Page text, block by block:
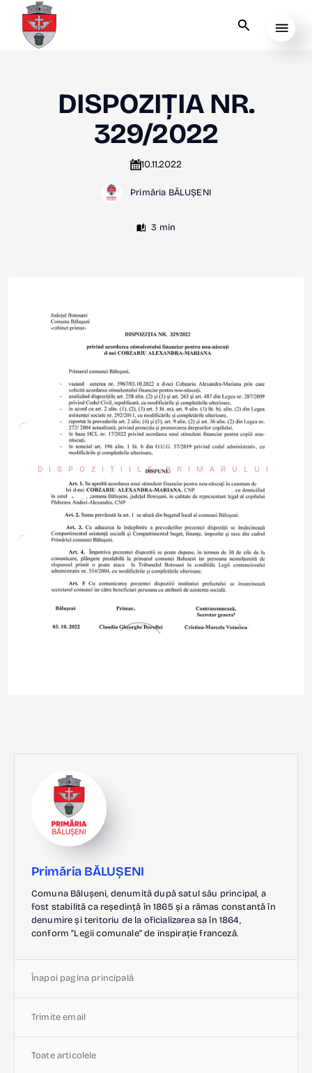
DISPOZIȚIA NR.
329/2022
10.11.2022
Primăria BĂLUȘENI
3 min
DISPOZIȚIILE PRIMARULUI
Primăria BĂLUȘENI
Comuna Bălușeni, denumită după satul său principal, a
fost stabilită ca reședință în 1865 și a rămas constantă în
denumire și teritoriu de la oficializarea sa în 1864,
conform "Legii comunale" de inspirație franceză.
Înapoi pagina principală
Trimite email
Toate articolele